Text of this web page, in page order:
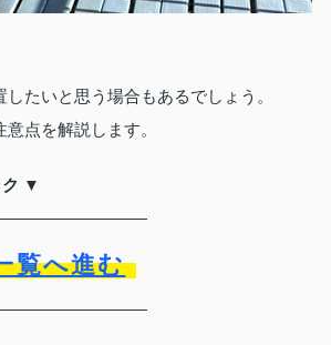
たいと思う場合もあるでしょう。
点を解説します。
ク ▼
覧へ進む